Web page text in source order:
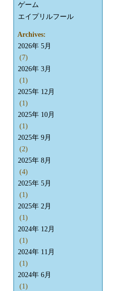
ゲーム
エイプリルフール
Archives:
2026年 5月
(7)
2026年 3月
(1)
2025年 12月
(1)
2025年 10月
(1)
2025年 9月
(2)
2025年 8月
(4)
2025年 5月
(1)
2025年 2月
(1)
2024年 12月
(1)
2024年 11月
(1)
2024年 6月
(1)